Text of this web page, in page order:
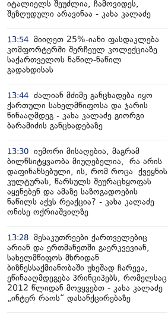
იტალიელს შეუძლია, ჩამოვიდეს,
შეზღუდული არავინაა - კახა კალაძე
13:54 მიიღეთ 25%-იანი ფასდაკლება
კომფორტერში შერჩეულ კოლექციაზე
საქართველოს ნაწილ-ნაწილ
გადახდისას
13:44 ძალიან მძიმე განცხადება იყო
ქართული სახელმწიფოსა და ჯარის
წინააღმდეგ - კახა კალაძე გიორგი
ბარამიძის განცხადებაზე
13:30 იუმორი მისაღებია, მაგრამ
ბილწსიტყვაობა მიუღებელია, რა არის
დაფინანსებული, ის, რომ როცა ქვეყნის
კულტურას, წარსულს შეურაცხყოფას
აყენებენ და ამაზე საზოგადოების
ნაწილს აქვს რეაქცია? - კახა კალაძე
ონისე ოქრიაშვილზე
13:28 მესაკუთრეები ქართველებიც
არიან და ერთმანეთში გაერკვევიან,
სახელმწიფოს მხრიდან
ბიზნესსაქმიანობაში უხეშად ჩარევა,
ეწინააღმდეგება პრინციპებს, რომელსაც
2012 წლიდან მოვყვებთ - კახა კალაძე
„ინტერ რაოს“ დასანქცირებაზე